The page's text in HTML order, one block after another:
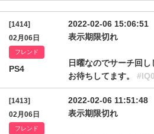
[1414]
02月06日
フレンド
PS4
2022-02-06 15:06:51
表示期限切れ
日曜なのでサーチ回
お待ちしてます。
[1413]
02月06日
フレンド
2022-02-06 11:51:48
表示期限切れ